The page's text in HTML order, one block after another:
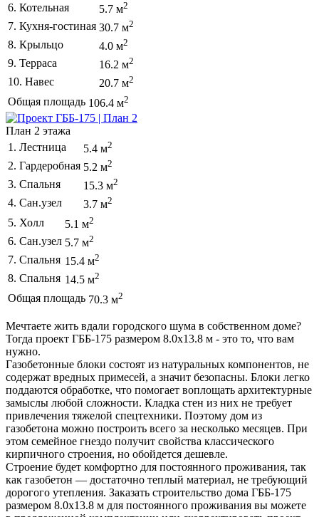
6. Котельная 5.7 м2
7. Кухня-гостиная 30.7 м2
8. Крыльцо 4.0 м2
9. Терраса 16.2 м2
10. Навес 20.7 м2
Общая площадь 106.4 м2
План 2 этажа
1. Лестница
5.4 м2
2. Гардеробная 5.2 м2
3. Спальня 15.3 м2
4. Сан.узел 3.7 м2
5. Холл 5.1 м2
6. Сан.узел 5.7 м2
7. Спальня 15.4 м2
8. Спальня 14.5 м2
Общая площадь 70.3 м2
Мечтаете жить вдали городского шума в собственном доме?
Тогда проект ГББ-175 размером 8.0х13.8 м - это то, что вам
нужно.
Газобетонные блоки состоят из натуральных компонентов, не
содержат вредных примесей, а значит безопасны. Блоки легко
поддаются обработке, что помогает воплощать архитектурные
замыслы любой сложности. Кладка стен из них не требует
привлечения тяжелой спецтехники. Поэтому дом из
газобетона можно построить всего за несколько месяцев. При
этом семейное гнездо получит свойства классического
кирпичного строения, но обойдется дешевле.
Строение будет комфортно для постоянного проживания, так
как газобетон — достаточно теплый материал, не требующий
дорогого утепления. Заказать строительство дома ГББ-175
размером 8.0х13.8 м для постоянного проживания вы можете